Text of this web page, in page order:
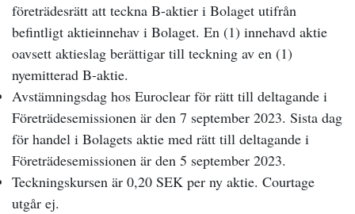
företrädesrätt att teckna B-aktier i Bolaget utifrån
befintligt aktieinnehav i Bolaget. En (1) innehavd aktie
oavsett aktieslag berättigar till teckning av en (1)
nyemitterad B-aktie.
Avstämningsdag hos Euroclear för rätt till deltagande i
Företrädesemissionen är den 7 september 2023. Sista dag
för handel i Bolagets aktie med rätt till deltagande i
Företrädesemissionen är den 5 september 2023.
Teckningskursen är 0,20 SEK per ny aktie. Courtage
utgår ej.